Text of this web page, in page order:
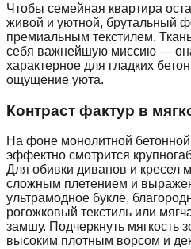
Чтобы семейная квартира
живой и уютной, брутальный
премиальным текстилем.
себя важнейшую миссию — она
характерное для гладких
ощущение уюта.
Контраст фактур в
На фоне монолитной
эффектно смотрится
Для обивки диванов и кресел
сложным плетением и
ультрамодное букле,
рогожковый текстиль или
замшу. Подчеркнуть мягкость
высоким плотным ворсом и